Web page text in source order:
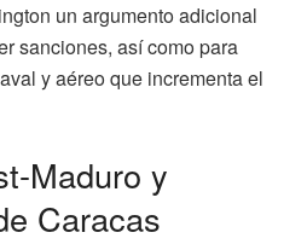
un argumento adicional
sanciones, así como para
y aéreo que incrementa el
Maduro y
Caracas